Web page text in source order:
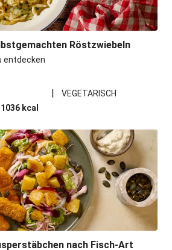
Röstzwiebeln
entdecken
|
VEGETARISCH
1036 kcal
nach Fisch-Art